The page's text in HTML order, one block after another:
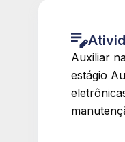
Auxiliar
estágio